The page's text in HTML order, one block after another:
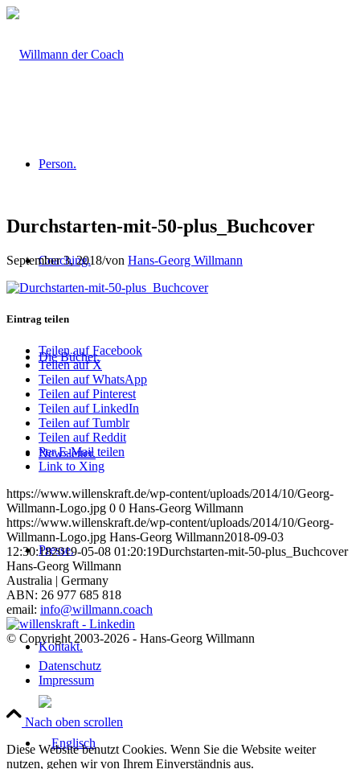
Person.
Coaching.
Die Bücher.
Newsletter.
Presse.
Kontakt.
Durchstarten-mit-50-plus_Buchcover
September 3, 2018/von Hans-Georg Willmann
Eintrag teilen
Teilen auf Facebook
Teilen auf X
Teilen auf WhatsApp
Teilen auf Pinterest
Teilen auf LinkedIn
Teilen auf Tumblr
Teilen auf Reddit
Per E-Mail teilen
Link to Xing
https://www.willenskraft.de/wp-content/uploads/2014/10/Georg-
Willmann-Logo.jpg 0 0 Hans-Georg Willmann
https://www.willenskraft.de/wp-content/uploads/2014/10/Georg-
Willmann-Logo.jpg Hans-Georg Willmann2018-09-03
12:30:182019-05-08 01:20:19Durchstarten-mit-50-plus_Buchcover
Hans-Georg Willmann
Australia | Germany
ABN: 26 977 685 818
email: info@willmann.coach
© Copyright 2003-2026 - Hans-Georg Willmann
Datenschutz
Impressum
Nach oben scrollen
Diese Website benutzt Cookies. Wenn Sie die Website weiter
nutzen, gehen wir von Ihrem Einverständnis aus.